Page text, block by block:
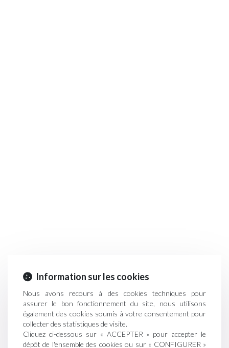
Information sur les cookies
Nous avons recours à des cookies techniques pour
assurer le bon fonctionnement du site, nous utilisons
également des cookies soumis à votre consentement pour
collecter des statistiques de visite.
Cliquez ci-dessous sur « ACCEPTER » pour accepter le
dépôt de l'ensemble des cookies ou sur « CONFIGURER »